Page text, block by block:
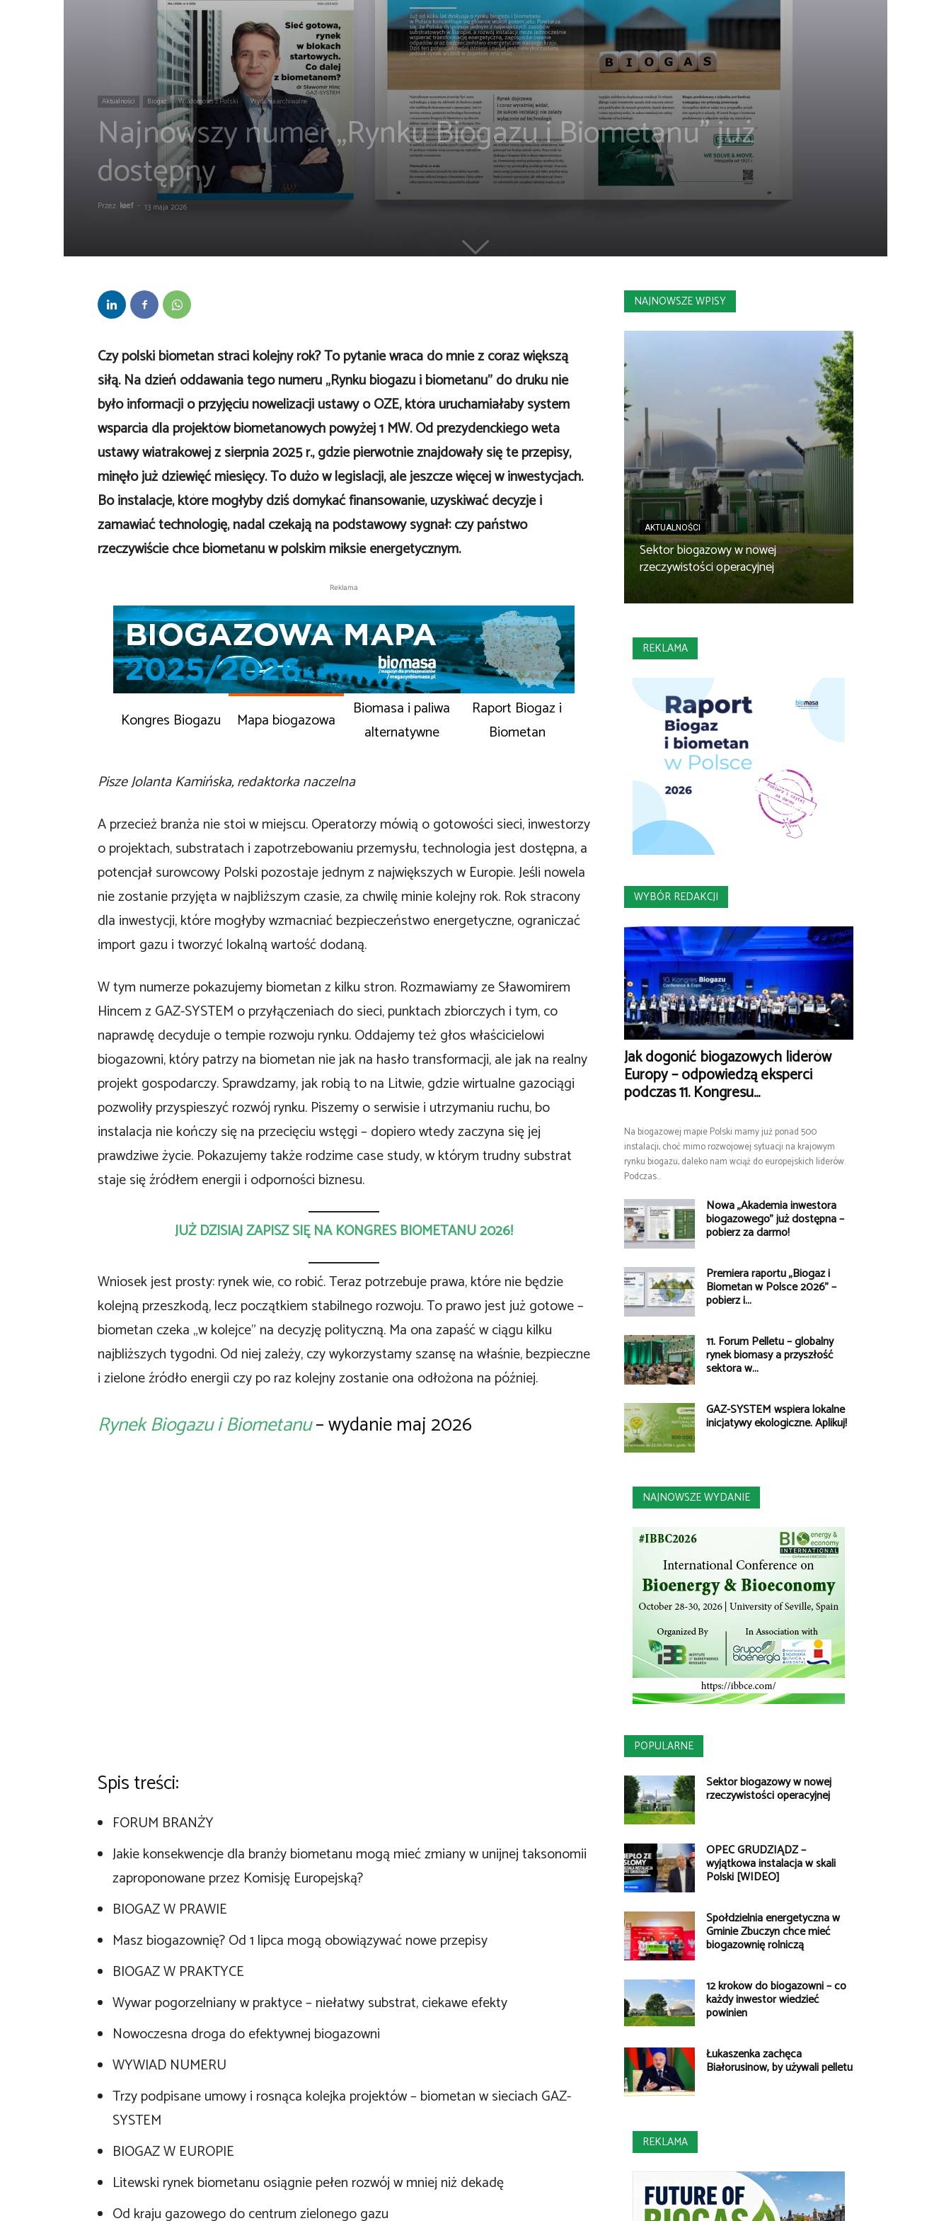
Aktualności Biogaz Wiadomości z Polski Wydania archiwalne
Najnowszy numer „Rynku Biogazu i Biometanu” już
dostępny
Przez kaef - 13 maja 2026
Czy polski biometan straci kolejny rok? To pytanie wraca do mnie z coraz większą
siłą. Na dzień oddawania tego numeru „Rynku biogazu i biometanu” do druku nie
było informacji o przyjęciu nowelizacji ustawy o OZE, która uruchamiałaby system
wsparcia dla projektów biometanowych powyżej 1 MW. Od prezydenckiego weta
ustawy wiatrakowej z sierpnia 2025 r., gdzie pierwotnie znajdowały się te przepisy,
minęło już dziewięć miesięcy. To dużo w legislacji, ale jeszcze więcej w inwestycjach.
Bo instalacje, które mogłyby dziś domykać finansowanie, uzyskiwać decyzje i
zamawiać technologię, nadal czekają na podstawowy sygnał: czy państwo
rzeczywiście chce biometanu w polskim miksie energetycznym.
Reklama
Kongres Biogazu Mapa biogazowa
Biomasa i paliwa
alternatywne
Raport Biogaz i
Biometan
Pisze Jolanta Kamińska, redaktorka naczelna
A przecież branża nie stoi w miejscu. Operatorzy mówią o gotowości sieci, inwestorzy
o projektach, substratach i zapotrzebowaniu przemysłu, technologia jest dostępna, a
potencjał surowcowy Polski pozostaje jednym z największych w Europie. Jeśli nowela
nie zostanie przyjęta w najbliższym czasie, za chwilę minie kolejny rok. Rok stracony
dla inwestycji, które mogłyby wzmacniać bezpieczeństwo energetyczne, ograniczać
import gazu i tworzyć lokalną wartość dodaną.
W tym numerze pokazujemy biometan z kilku stron. Rozmawiamy ze Sławomirem
Hincem z GAZ-SYSTEM o przyłączeniach do sieci, punktach zbiorczych i tym, co
naprawdę decyduje o tempie rozwoju rynku. Oddajemy też głos właścicielowi
biogazowni, który patrzy na biometan nie jak na hasło transformacji, ale jak na realny
projekt gospodarczy. Sprawdzamy, jak robią to na Litwie, gdzie wirtualne gazociągi
pozwoliły przyspieszyć rozwój rynku. Piszemy o serwisie i utrzymaniu ruchu, bo
instalacja nie kończy się na przecięciu wstęgi – dopiero wtedy zaczyna się jej
prawdziwe życie. Pokazujemy także rodzime case study, w którym trudny substrat
staje się źródłem energii i odporności biznesu.
JUŻ DZISIAJ ZAPISZ SIĘ NA KONGRES BIOMETANU 2026!
Wniosek jest prosty: rynek wie, co robić. Teraz potrzebuje prawa, które nie będzie
kolejną przeszkodą, lecz początkiem stabilnego rozwoju. To prawo jest już gotowe –
biometan czeka „w kolejce” na decyzję polityczną. Ma ona zapaść w ciągu kilku
najbliższych tygodni. Od niej zależy, czy wykorzystamy szansę na właśnie, bezpieczne
i zielone źródło energii czy po raz kolejny zostanie ona odłożona na później.
Rynek Biogazu i Biometanu– wydanie maj 2026
Spis treści:
FORUM BRANŻY
Jakie konsekwencje dla branży biometanu mogą mieć zmiany w unijnej taksonomii
zaproponowane przez Komisję Europejską?
BIOGAZ W PRAWIE
Masz biogazownię? Od 1 lipca mogą obowiązywać nowe przepisy
BIOGAZ W PRAKTYCE
Wywar pogorzelniany w praktyce – niełatwy substrat, ciekawe efekty
Nowoczesna droga do efektywnej biogazowni
WYWIAD NUMERU
Trzy podpisane umowy i rosnąca kolejka projektów – biometan w sieciach GAZ-
SYSTEM
BIOGAZ W EUROPIE
Litewski rynek biometanu osiągnie pełen rozwój w mniej niż dekadę
Od kraju gazowego do centrum zielonego gazu
NAJNOWSZE WPISY
AKTUALNOŚCI
Sektor biogazowy w nowej
rzeczywistości operacyjnej
REKLAMA
WYBÓR REDAKCJI
Jak dogonić biogazowych liderów
Europy – odpowiedzą eksperci
podczas 11. Kongresu...
Na biogazowej mapie Polski mamy już ponad 500
instalacji, choć mimo rozwojowej sytuacji na krajowym
rynku biogazu, daleko nam wciąż do europejskich liderów.
Podczas...
Nowa „Akademia inwestora
biogazowego” już dostępna –
pobierz za darmo!
Premiera raportu „Biogaz i
Biometan w Polsce 2026” –
pobierz i...
11. Forum Pelletu – globalny
rynek biomasy a przyszłość
sektora w...
GAZ-SYSTEM wspiera lokalne
inicjatywy ekologiczne. Aplikuj!
NAJNOWSZE WYDANIE
POPULARNE
Sektor biogazowy w nowej
rzeczywistości operacyjnej
OPEC GRUDZIĄDZ –
wyjątkowa instalacja w skali
Polski [WIDEO]
Spółdzielnia energetyczna w
Gminie Zbuczyn chce mieć
biogazownię rolniczą
12 kroków do biogazowni – co
każdy inwestor wiedzieć
powinien
Łukaszenka zachęca
Białorusinów, by używali pelletu
REKLAMA